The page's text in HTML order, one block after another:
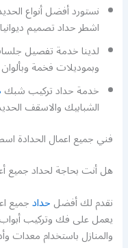
نستورد أفضل أنواع
اشطر حداد تصميم
لدينا خدمة تفصيل
وبموديلات فخمة وبألوان
خدمة حداد تركيب شبك
الشبابيك والاسقف
فني جميع اعمال الحدادة
هل أنت بحاجة لحداد جميع
نقدم لك أفضلحدادجميع
يعمل على فك وتركيب
والمنازل باستخدام معدات